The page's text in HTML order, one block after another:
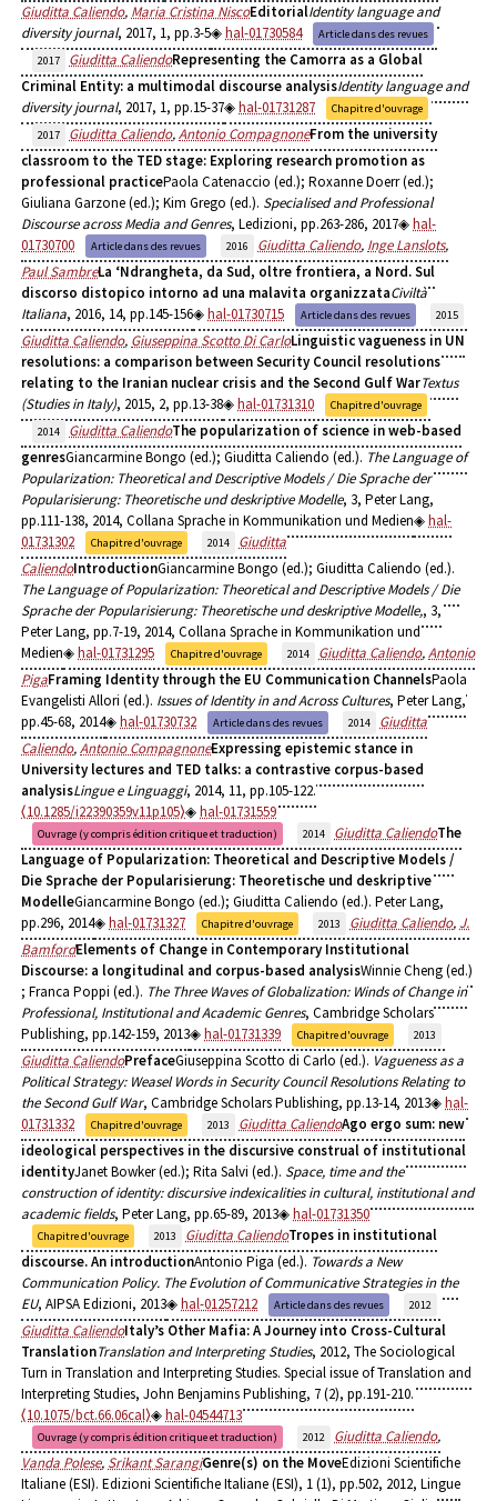
Giuditta Caliendo, Maria Cristina NiscoEditorialIdentity language and
diversity journal, 2017, 1, pp.3-5 hal-01730584
Article dans des revues
2017
Giuditta CaliendoRepresenting the Camorra as a Global
Criminal Entity: a multimodal discourse analysisIdentity language and
diversity journal, 2017, 1, pp.15-37 hal-01731287
Chapitre d'ouvrage
2017
Giuditta Caliendo,Antonio CompagnoneFrom the university
classroom to the TED stage: Exploring research promotion as
professional practicePaola Catenaccio (ed.); Roxanne Doerr (ed.);
Giuliana Garzone (ed.); Kim Grego (ed.). Specialised and Professional
Discourse across Media and Genres, Ledizioni, pp.263-286, 2017
hal-
01730700
Article dans des revues 2016 Giuditta Caliendo, Inge Lanslots,
Paul SambreLa ‘Ndrangheta, da Sud, oltre frontiera, a Nord. Sul
discorso distopico intorno ad una malavita organizzataCiviltà
Italiana, 2016, 14, pp.145-156 hal-01730715 Article dans des revues 2015
Giuditta Caliendo, Giuseppina Scotto Di CarloLinguistic vagueness in UN
resolutions: a comparison between Security Council resolutions
relating to the Iranian nuclear crisis and the Second Gulf WarTextus
(Studies in Italy), 2015, 2, pp.13-38 hal-01731310
Chapitre d'ouvrage
2014
Giuditta CaliendoThe popularization of science in web-based
genresGiancarmine Bongo (ed.); Giuditta Caliendo (ed.). The Language of
Popularization: Theoretical and Descriptive Models / Die Sprache der
Popularisierung: Theoretische und deskriptive Modelle, 3, Peter Lang,
pp.111-138, 2014, Collana Sprache in Kommunikation und Medien
hal-
01731302
Chapitre d'ouvrage 2014
Giuditta
CaliendoIntroductionGiancarmine Bongo (ed.); Giuditta Caliendo (ed.).
The Language of Popularization: Theoretical and Descriptive Models / Die
Sprache der Popularisierung: Theoretische und deskriptive Modelle,, 3,
Peter Lang, pp.7-19, 2014, Collana Sprache in Kommunikation und
Medien
hal-01731295 Chapitre d'ouvrage 2014 Giuditta Caliendo,Antonio
PigaFraming Identity through the EU Communication ChannelsPaola
Evangelisti Allori (ed.). Issues of Identity in and Across Cultures, Peter Lang,
pp.45-68, 2014
hal-01730732 Article dans des revues 2014
Giuditta
Caliendo,Antonio CompagnoneExpressing epistemic stance in
University lectures and TED talks: a contrastive corpus-based
analysisLingue e Linguaggi, 2014, 11, pp.105-122.
⟨10.1285/i22390359v11p105⟩
hal-01731559
Ouvrage (y compris édition critique et traduction) 2014 Giuditta CaliendoThe
Language of Popularization: Theoretical and Descriptive Models /
Die Sprache der Popularisierung: Theoretische und deskriptive
ModelleGiancarmine Bongo (ed.); Giuditta Caliendo (ed.). Peter Lang,
pp.296, 2014
hal-01731327 Chapitre d'ouvrage 2013 Giuditta Caliendo, J.
BamfordElements of Change in Contemporary Institutional
Discourse: a longitudinal and corpus-based analysisWinnie Cheng (ed.)
; Franca Poppi (ed.). The Three Waves of Globalization: Winds of Change in
Professional, Institutional and Academic Genres, Cambridge Scholars
Publishing, pp.142-159, 2013
hal-01731339 Chapitre d'ouvrage 2013
Giuditta CaliendoPrefaceGiuseppina Scotto di Carlo (ed.). Vagueness as a
Political Strategy: Weasel Words in Security Council Resolutions Relating to
the Second Gulf War, Cambridge Scholars Publishing, pp.13-14, 2013
hal-
01731332
Chapitre d'ouvrage 2013 Giuditta CaliendoAgo ergo sum: new
ideological perspectives in the discursive construal of institutional
identityJanet Bowker (ed.); Rita Salvi (ed.). Space, time and the
construction of identity: discursive indexicalities in cultural, institutional and
academic fields, Peter Lang, pp.65-89, 2013 hal-01731350
Chapitre d'ouvrage 2013 Giuditta CaliendoTropes in institutional
discourse. An introductionAntonio Piga (ed.). Towards a New
Communication Policy. The Evolution of Communicative Strategies in the
EU, AIPSA Edizioni, 2013 hal-01257212 Article dans des revues 2012
Giuditta CaliendoItaly’s Other Mafia: A Journey into Cross-Cultural
TranslationTranslation and Interpreting Studies, 2012, The Sociological
Turn in Translation and Interpreting Studies. Special issue of Translation and
Interpreting Studies, John Benjamins Publishing, 7 (2), pp.191-210.
⟨10.1075/bct.66.06cal⟩
hal-04544713
Ouvrage (y compris édition critique et traduction) 2012 Giuditta Caliendo,
Vanda Polese, Srikant SarangiGenre(s) on the MoveEdizioni Scientifiche
Italiane (ESI). Edizioni Scientifiche Italiane (ESI), 1 (1), pp.502, 2012, Lingue